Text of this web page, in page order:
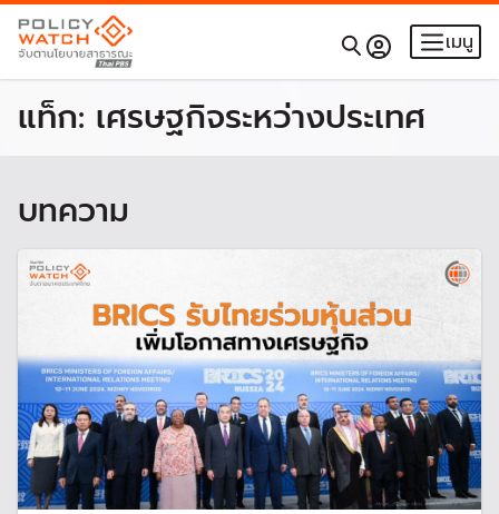
เมนู
แท็ก: เศรษฐกิจระหว่างประเทศ
บทความ